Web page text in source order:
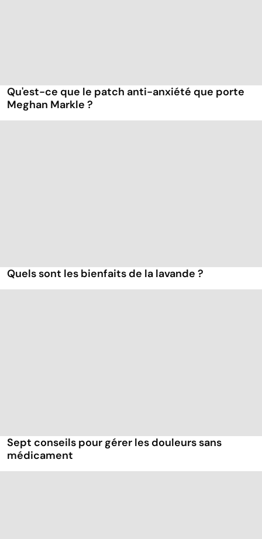
Qu'est-ce que le patch anti-anxiété que porte
Meghan Markle ?
Quels sont les bienfaits de la lavande ?
Sept conseils pour gérer les douleurs sans
médicament